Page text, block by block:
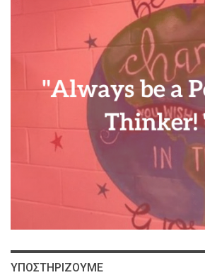
ΥΠΟΣΤΗΡΙΖΟΥΜΕ